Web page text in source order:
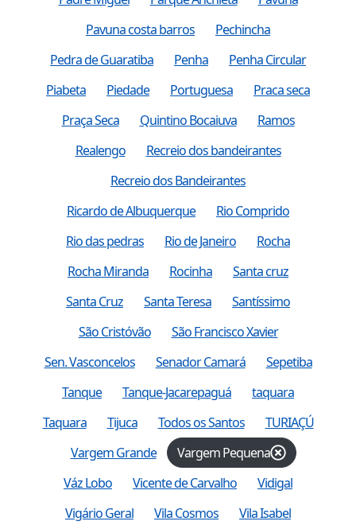
Pavuna costa barros
Pechincha
Pedra de Guaratiba
Penha
Penha Circular
Piabeta
Piedade Portuguesa
Praca seca
Praça Seca
Quintino Bocaiuva
Ramos
Realengo
Recreio dos bandeirantes
Recreio dos Bandeirantes
Ricardo de Albuquerque
Rio Comprido
Rio das pedras
Rio de Janeiro
Rocha
Rocha Miranda
Rocinha
Santa cruz
Santa Cruz
Santa Teresa
Santíssimo
São Cristóvão
São Francisco Xavier
Sen. Vasconcelos
Senador Camará
Sepetiba
Tanque
Tanque-Jacarepaguá
taquara
Taquara
Tijuca Todos os Santos
TURIAÇÚ
Vargem Grande
Vargem Pequena
Váz Lobo
Vicente de Carvalho
Vidigal
Vigário Geral
Vila Cosmos
Vila Isabel